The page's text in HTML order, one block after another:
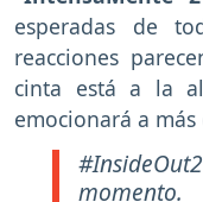
esperadas de
reacciones
cinta está a la
emocionará a